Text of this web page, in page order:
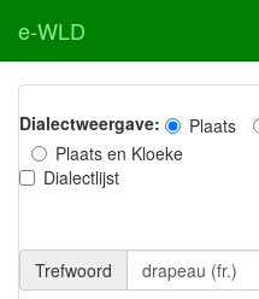
e-WLD
Dialectweergave: Plaats
Plaats en Kloeke
Dialectlijst
Trefwoord